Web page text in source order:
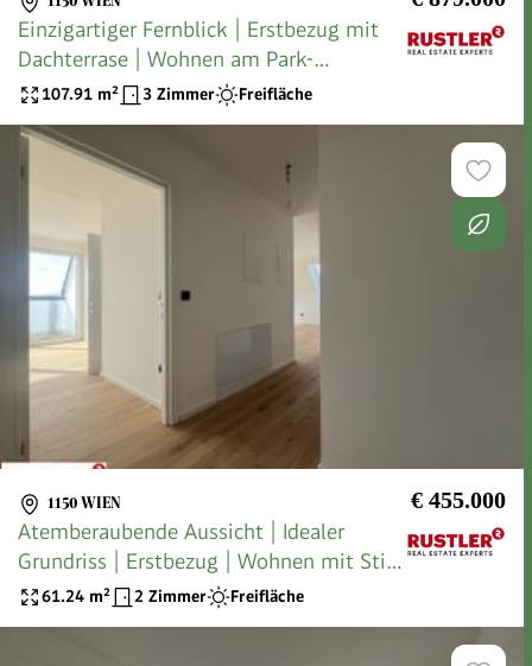
Einzigartiger Fernblick | Erstbezug mit
Dachterrase | Wohnen am Park-
klimatisiert
107.91 m² 3 Zimmer Freifläche
1150 WIEN € 455.000
Atemberaubende Aussicht | Idealer
Grundriss | Erstbezug | Wohnen mit Stil -
klimatisiert
61.24 m² 2 Zimmer Freifläche